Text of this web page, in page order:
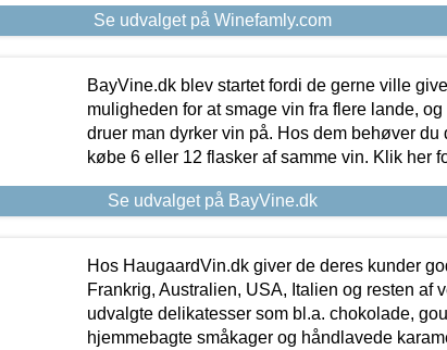
Se udvalget på Winefamly.com
BayVine.dk blev startet fordi de gerne ville
muligheden for at smage vin fra flere lande,
druer man dyrker vin på. Hos dem behøver du
købe 6 eller 12 flasker af samme vin. Klik her
Se udvalget på BayVine.dk
Hos HaugaardVin.dk giver de deres kunder
Frankrig, Australien, USA, Italien og resten af
udvalgte delikatesser som bl.a. chokolade,
hjemmebagte småkager og håndlavede